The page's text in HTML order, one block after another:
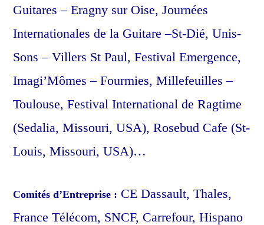
Guitares – Eragny sur Oise, Journées
Internationales de la Guitare –St-Dié, Unis-
Sons – Villers St Paul, Festival Emergence,
Imagi’Mômes – Fourmies, Millefeuilles –
Toulouse, Festival International de Ragtime
(Sedalia, Missouri, USA), Rosebud Cafe (St-
Louis, Missouri, USA)…
Comités d’Entreprise : CE Dassault, Thales,
France Télécom, SNCF, Carrefour, Hispano